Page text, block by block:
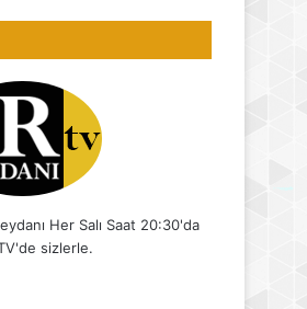
Her Salı Saat 20:30'da
sizlerle.